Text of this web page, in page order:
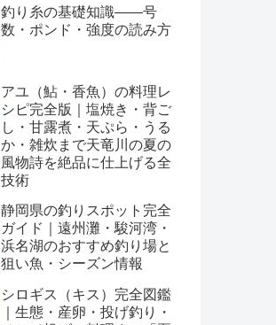
釣り糸の基礎知識——号
数・ポンド・強度の読み方
アユ（鮎・香魚）の料理レ
シピ完全版｜塩焼き・背ご
し・甘露煮・天ぷら・うる
か・雑炊まで天竜川の夏の
風物詩を絶品に仕上げる全
技術
静岡県の釣りスポット完全
ガイド｜遠州灘・駿河湾・
浜名湖のおすすめ釣り場と
狙い魚・シーズン情報
シロギス（キス）完全図鑑
｜生態・産卵・投げ釣り・